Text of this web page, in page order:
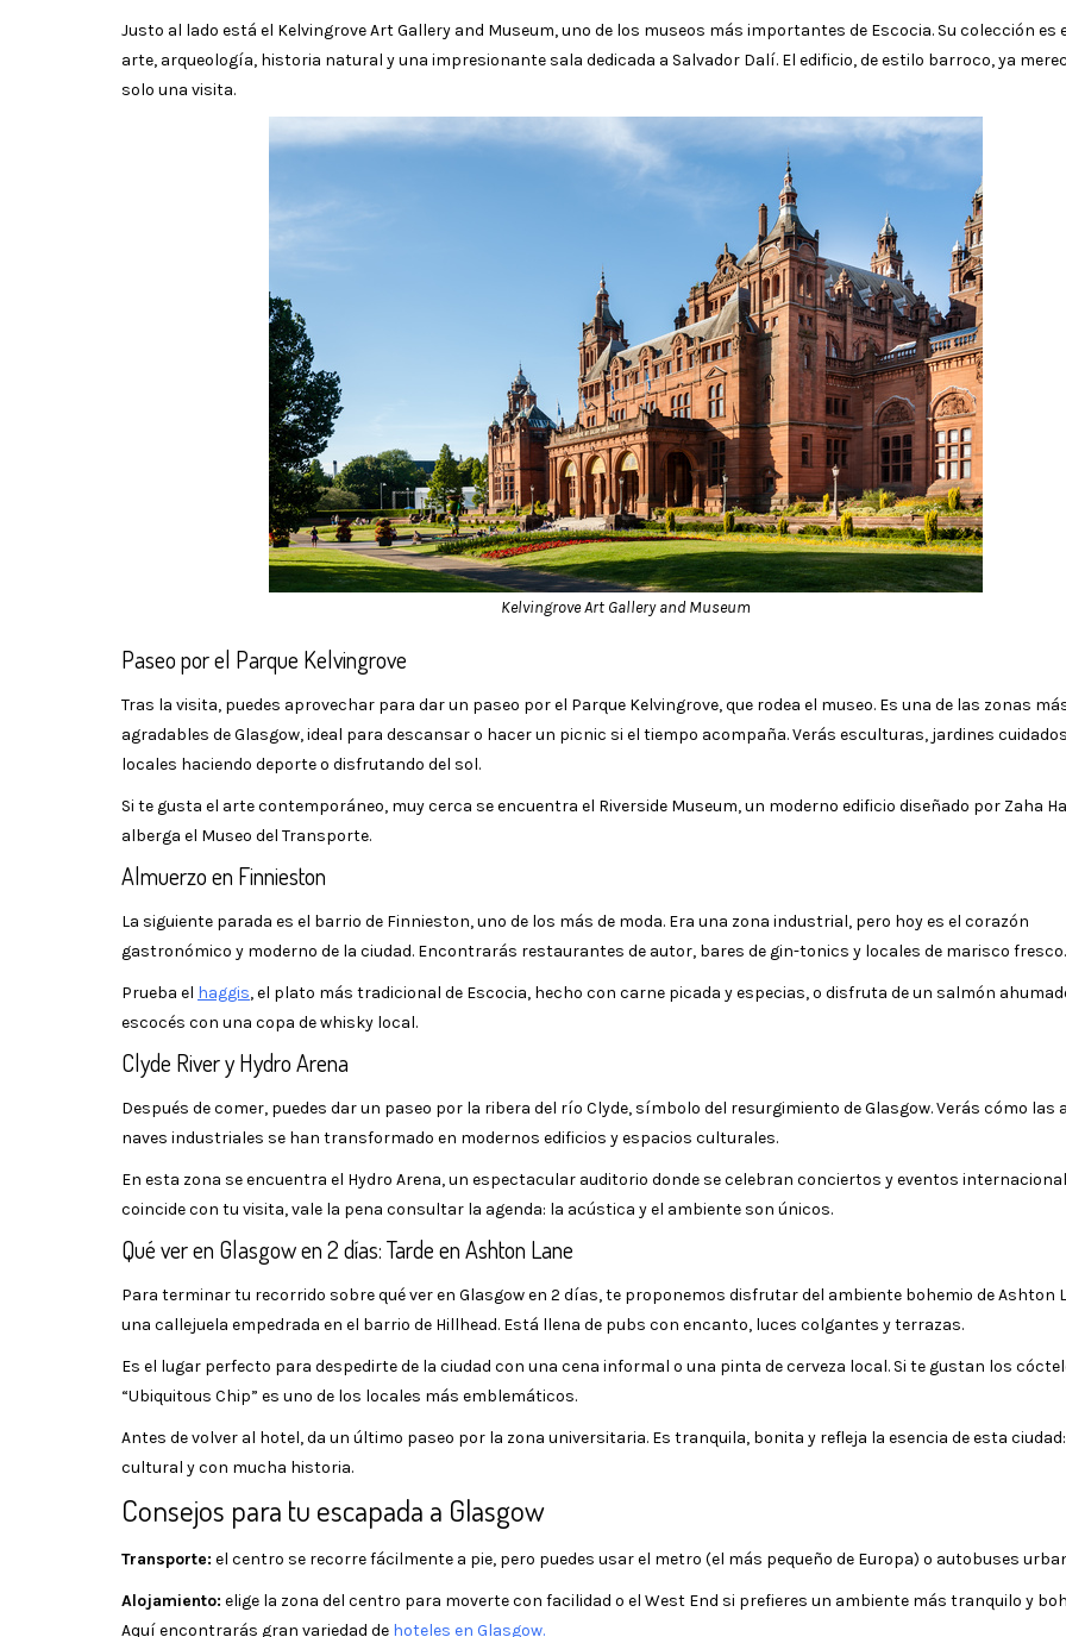
Justo al lado está el Kelvingrove Art Gallery and Museum, uno de los museos más importantes de Escocia. Su colección es
arte, arqueología, historia natural y una impresionante sala dedicada a Salvador Dalí. El edificio, de estilo barroco, ya
solo una visita.
Kelvingrove Art Gallery and Museum
Paseo por el Parque Kelvingrove
Tras la visita, puedes aprovechar para dar un paseo por el Parque Kelvingrove, que rodea el museo. Es una de las zonas
agradables de Glasgow, ideal para descansar o hacer un picnic si el tiempo acompaña. Verás esculturas, jardines
locales haciendo deporte o disfrutando del sol.
Si te gusta el arte contemporáneo, muy cerca se encuentra el Riverside Museum, un moderno edificio diseñado por Zaha
alberga el Museo del Transporte.
Almuerzo en Finnieston
La siguiente parada es el barrio de Finnieston, uno de los más de moda. Era una zona industrial, pero hoy es el corazón
gastronómico y moderno de la ciudad. Encontrarás restaurantes de autor, bares de gin-tonics y locales de marisco fresco.
Prueba el haggis, el plato más tradicional de Escocia, hecho con carne picada y especias, o disfruta de un salmón
escocés con una copa de whisky local.
Clyde River y Hydro Arena
Después de comer, puedes dar un paseo por la ribera del río Clyde, símbolo del resurgimiento de Glasgow. Verás cómo las
naves industriales se han transformado en modernos edificios y espacios culturales.
En esta zona se encuentra el Hydro Arena, un espectacular auditorio donde se celebran conciertos y eventos
coincide con tu visita, vale la pena consultar la agenda: la acústica y el ambiente son únicos.
Qué ver en Glasgow en 2 días: Tarde en Ashton Lane
Para terminar tu recorrido sobre qué ver en Glasgow en 2 días, te proponemos disfrutar del ambiente bohemio de Ashton
una callejuela empedrada en el barrio de Hillhead. Está llena de pubs con encanto, luces colgantes y terrazas.
Es el lugar perfecto para despedirte de la ciudad con una cena informal o una pinta de cerveza local. Si te gustan los
“Ubiquitous Chip” es uno de los locales más emblemáticos.
Antes de volver al hotel, da un último paseo por la zona universitaria. Es tranquila, bonita y refleja la esencia de esta
cultural y con mucha historia.
Consejos para tu escapada a Glasgow
Transporte: el centro se recorre fácilmente a pie, pero puedes usar el metro (el más pequeño de Europa) o autobuses
Alojamiento: elige la zona del centro para moverte con facilidad o el West End si prefieres un ambiente más tranquilo y
Aquí encontrarás gran variedad de hoteles en Glasgow.